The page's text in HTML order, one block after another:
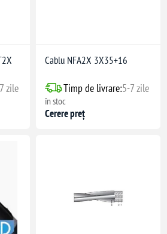
zile
Cablu NFA2X 3X35+16
Timp de livrare:5-7 zile
în stoc
Cerere preț